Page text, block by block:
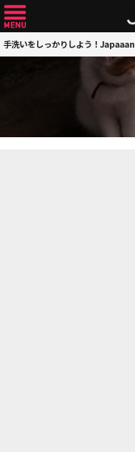
手洗いをしっかりしよう！Japaaan